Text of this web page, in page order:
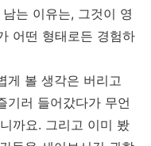
는 이유는, 그것이 영
어떤 형태로든 경험하
게 볼 생각은 버리고
기러 들어갔다가 무언
까요. 그리고 이미 봤